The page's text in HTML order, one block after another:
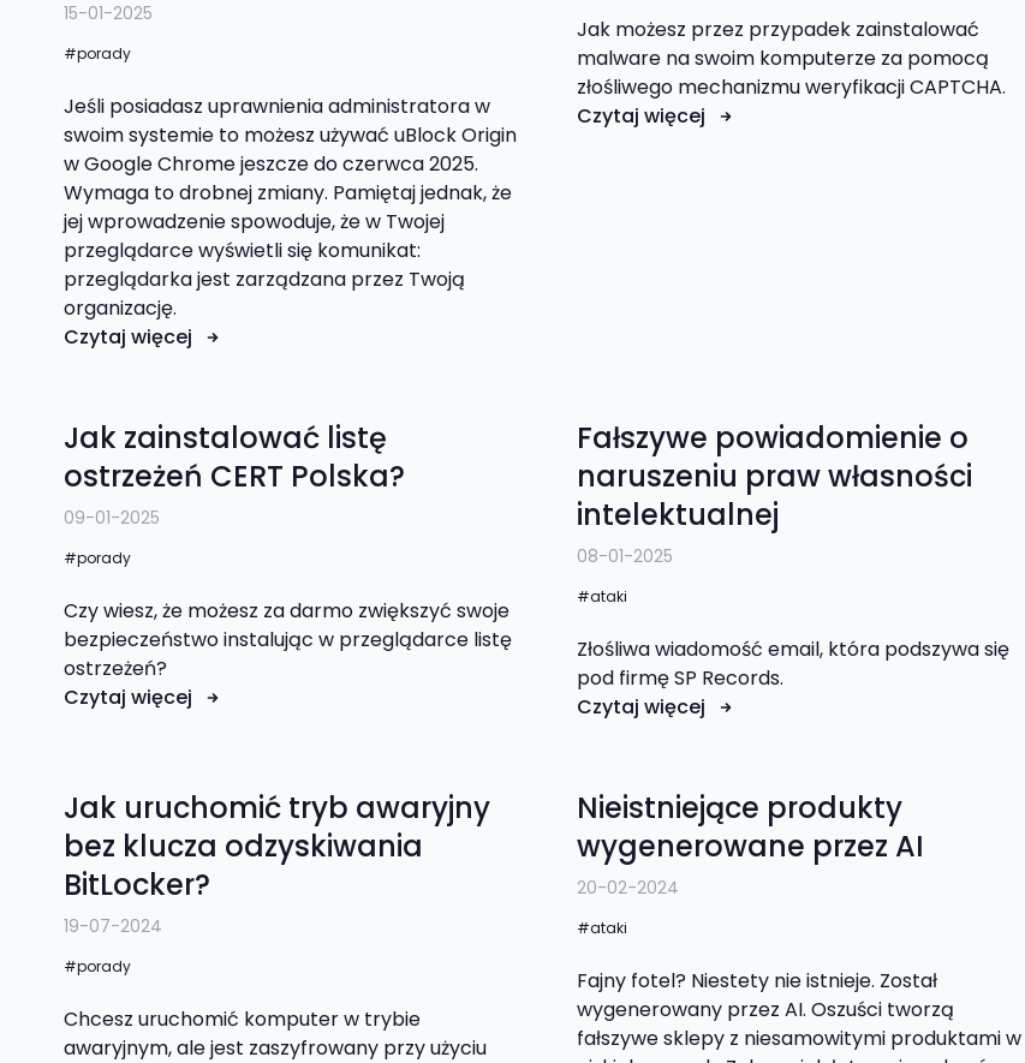
15-01-2025
porady
Jeśli posiadasz uprawnienia administratora w
swoim systemie to możesz używać uBlock Origin
w Google Chrome jeszcze do czerwca 2025.
Wymaga to drobnej zmiany. Pamiętaj jednak, że
jej wprowadzenie spowoduje, że w Twojej
przeglądarce wyświetli się komunikat:
przeglądarka jest zarządzana przez Twoją
organizację.
Czytaj więcej
Jak możesz przez przypadek zainstalować
malware na swoim komputerze za pomocą
złośliwego mechanizmu weryfikacji CAPTCHA.
Czytaj więcej
Jak zainstalować listę
ostrzeżeń CERT Polska?
09-01-2025
porady
Czy wiesz, że możesz za darmo zwiększyć swoje
bezpieczeństwo instalując w przeglądarce listę
ostrzeżeń?
Czytaj więcej
Fałszywe powiadomienie o
naruszeniu praw własności
intelektualnej
08-01-2025
ataki
Złośliwa wiadomość email, która podszywa się
pod firmę SP Records.
Czytaj więcej
Jak uruchomić tryb awaryjny
bez klucza odzyskiwania
BitLocker?
19-07-2024
porady
Chcesz uruchomić komputer w trybie
awaryjnym, ale jest zaszyfrowany przy użyciu
Nieistniejące produkty
wygenerowane przez AI
20-02-2024
ataki
Fajny fotel? Niestety nie istnieje. Został
wygenerowany przez AI. Oszuści tworzą
fałszywe sklepy z niesamowitymi produktami w